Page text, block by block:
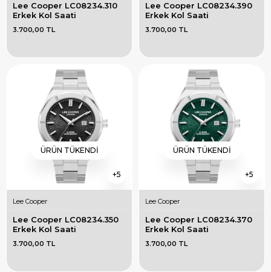
Lee Cooper LC08234.310
Erkek Kol Saati
3.700,00 TL
Lee Cooper LC08234.390
Erkek Kol Saati
3.700,00 TL
5
ÜRÜN TÜKENDI
Lee Cooper
Lee Cooper LC08234.350
Erkek Kol Saati
3.700,00 TL
5
ÜRÜN TÜKENDI
Lee Cooper
Lee Cooper LC08234.370
Erkek Kol Saati
3.700,00 TL